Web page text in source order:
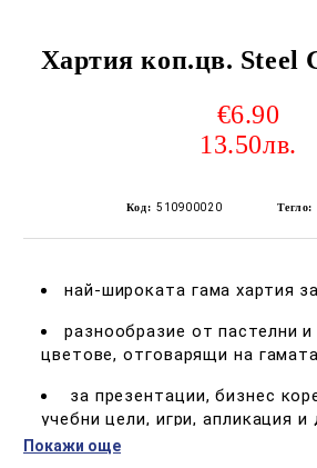
Хартия коп.цв. Steel
€6.90
13.50лв.
Код: 510900020 Тегло:
най-широката гама хартия
разнообразие от пастелни и
цветове, отговарящи на
за презентации, бизнес
учебни цели, игри, апликация и
за всички видове копирни
Покажи още